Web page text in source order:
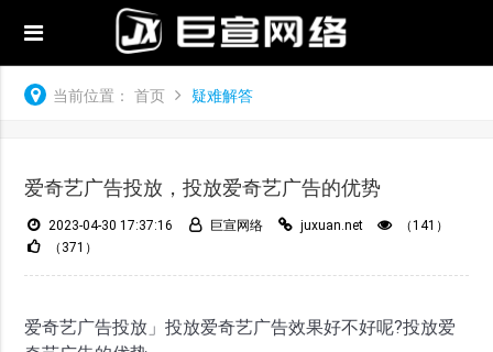
当前位置： 首页 疑难解答
爱奇艺广告投放，投放爱奇艺广告的优势
2023-04-30 17:37:16 巨宣网络 juxuan.net
（141）
（371）
爱奇艺广告投放」投放爱奇艺广告效果好不好呢?投放爱